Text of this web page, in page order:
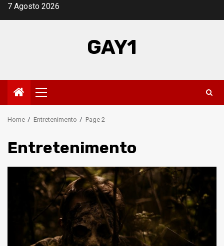
Skip7 Agosto 2026
GAY1
Primary
Menu
Home Entretenimento Page 2
Entretenimento